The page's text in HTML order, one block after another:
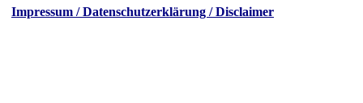
Impressum / Datenschutzerklärung / Disclaimer